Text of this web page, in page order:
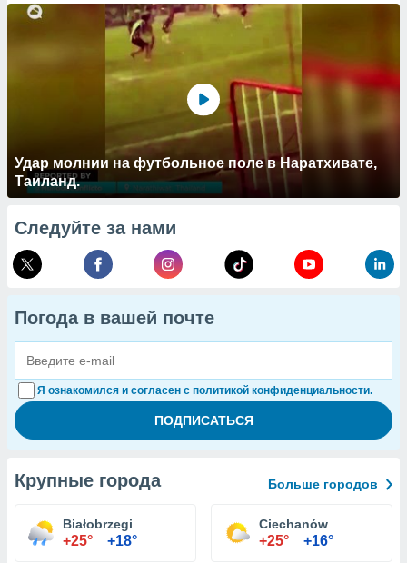
Удар молнии на футбольное поле в Наратхивате,
Таиланд.
Следуйте за нами
Погода в вашей почте
Я ознакомился и согласен с политикой конфиденциальности.
Крупные города Больше городов
Białobrzegi
+25° +18°
Ciechanów
+25° +16°